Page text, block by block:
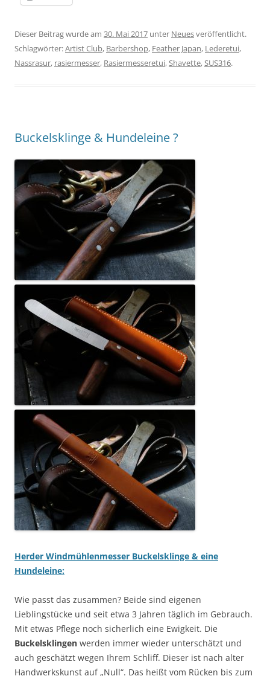
Dieser Beitrag wurde am 30. Mai 2017 unter Neuesveröffentlicht.
Schlagwörter:Artist Club, Barbershop, Feather Japan, Lederetui,
Nassrasur, rasiermesser, Rasiermesseretui,Shavette,SUS316.
Buckelsklinge & Hundeleine ?
Herder Windmühlenmesser Buckelsklinge & eine
Hundeleine:
Wie passt das zusammen? Beide sind eigenen
Lieblingstücke und seit etwa 3 Jahren täglich im Gebrauch.
Mit etwas Pflege noch sicherlich eine Ewigkeit. Die
Buckelsklingen werden immer wieder unterschätzt und
auch geschätzt wegen Ihrem Schliff. Dieser ist nach alter
Handwerkskunst auf „Null“. Das heißt vom Rücken bis zum